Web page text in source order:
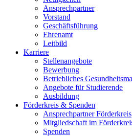
Ansprechpartner
Vorstand
Geschäftsführung
Ehrenamt
Leitbild
Karriere
Stellenangebote
Bewerbung
Betriebliches
Angebote für Studierende
Ausbildung
Förderkreis & Spenden
Ansprechpartner Förderkreis
Mitgliedschaft im
Spenden